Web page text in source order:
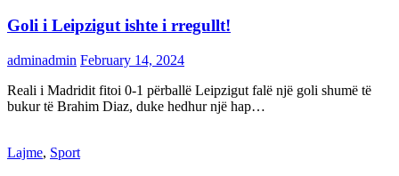
Goli i Leipzigut ishte i rregullt!
adminadmin February 14, 2024
Reali i Madridit fitoi 0-1 përballë Leipzigut falë një goli shumë të
bukur të Brahim Diaz, duke hedhur një hap…
Lajme, Sport